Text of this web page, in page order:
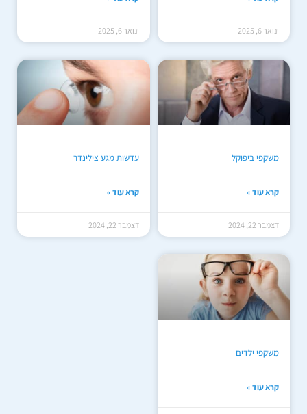
ינואר 6, 2025 ינואר 6, 2025
משקפי ביפוקל
קרא עוד »
דצמבר 22, 2024
עדשות מגע צילינדר
קרא עוד »
דצמבר 22, 2024
משקפי ילדים
קרא עוד »